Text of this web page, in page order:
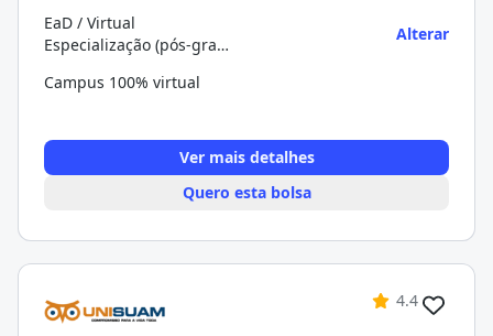
EaD / Virtual
Especialização (pós-graduação)
Alterar
Campus 100% virtual
Ver mais detalhes
Quero esta bolsa
4.4